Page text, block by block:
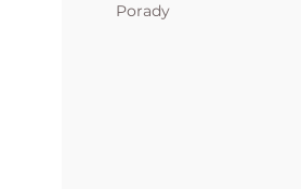
Porady